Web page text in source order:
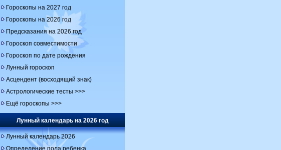
Гороскопы на 2027 год
Гороскопы на 2026 год
Предсказания на 2026 год
Гороскоп совместимости
Гороскоп по дате рождения
Лунный гороскоп
Асцендент (восходящий знак)
Астрологические тесты >>>
Ещё гороскопы >>>
Лунный календарь на 2026 год
Лунный календарь 2026
Определение пола ребенка